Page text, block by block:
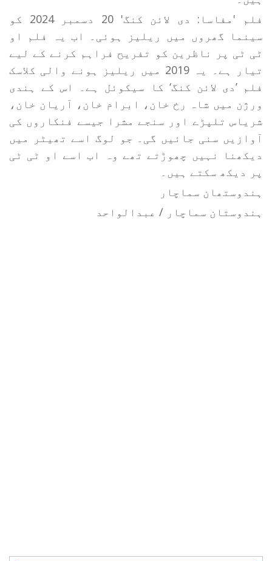
فلم 'مفاسا: دی لائن کنگ' 20 دسمبر 2024 کو
سینما گھروں میں ریلیز ہوئی۔ اب یہ فلم او
ٹی ٹی پر ناظرین کو تفریح ​​فراہم کرنے کے لیے
تیار ہے۔ یہ 2019 میں ریلیز ہونے والی کلاسک
فلم ’دی لائن کنگ‘ کا سیکوئل ہے۔ اس کے ہندی
ورژن میں شاہ رخ خان، ابرام خان، آریان خان،
شریاس تلپڑے اور سنجے مشرا جیسے فنکاروں کی
آوازیں سنی جائیں گی۔ جو لوگ اسے تھیٹر میں
دیکھنا نہیں چھوڑتے تھے وہ اب اسے او ٹی ٹی
پر دیکھ سکتے ہیں۔
ہندوستھان سماچار
ہندوستان سماچار / عبدالواحد